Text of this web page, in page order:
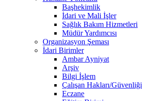
Başhekimlik
İdari ve Mali İşler
Sağlık Bakım Hizmetleri
Müdür Yardımcısı
Organizasyon Şeması
İdari Birimler
Ambar Ayniyat
Arşiv
Bilgi İşlem
Çalışan Hakları/Güvenliği
Eczane